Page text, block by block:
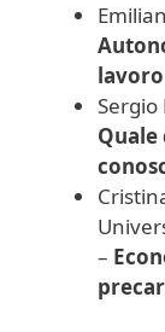
lavoro
Sergio
Quale
–